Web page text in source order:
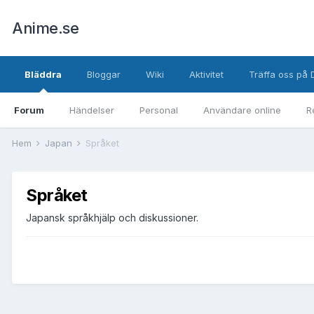
Anime.se
Bläddra
Forum Händelser Personal Användare online
Bloggar Wiki Aktivitet Träffa oss på
Hem Japan Språket
Språket
Japansk språkhjälp och diskussioner.